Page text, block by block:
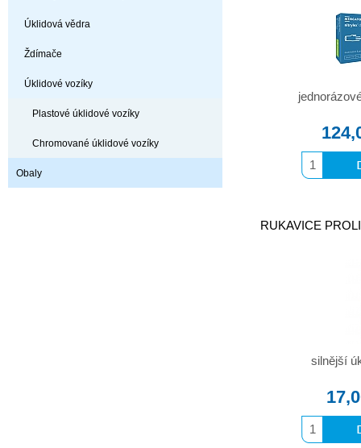
Úklidová vědra
Ždímače
Úklidové vozíky
Plastové úklidové vozíky
Chromované úklidové vozíky
Obaly
RUKAVICE
silnější